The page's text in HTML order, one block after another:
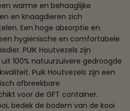
warme en behaaglijke
en knaagdieren zich
Een hoge absorptie en
hygiënische en comfortabele
PUIK Houtvezels zijn
100% natuurzuivere gedroogde
Puik Houtvezels zijn een
afbreekbare
voor de GFT container.
bedek de bodem van de kooi